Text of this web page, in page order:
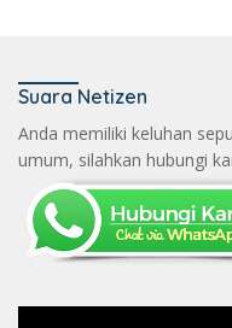
Suara Netizen
Anda memiliki keluhan
umum, silahkan hubungi